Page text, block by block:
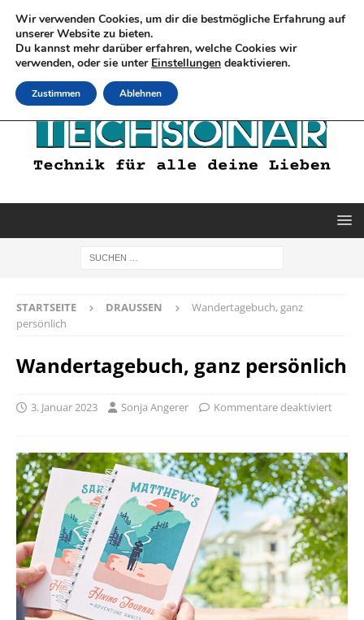
STARTSEITE DRAUSSEN
Wandertagebuch, ganz
persönlich
Wandertagebuch, ganz persönlich
3. Januar 2023 Sonja Angerer Kommentare deaktiviert
Wir verwenden Cookies, um dir die bestmögliche Erfahrung auf
unserer Website zu bieten.
Du kannst mehr darüber erfahren, welche Cookies wir
verwenden, oder sie unter Einstellungen deaktivieren.
Zustimmen Ablehnen